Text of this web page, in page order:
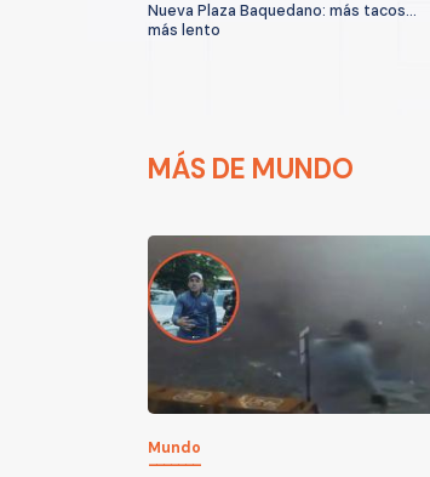
Nueva Plaza Baquedano: más tacos...
más lento
MÁS DE MUNDO
Mundo